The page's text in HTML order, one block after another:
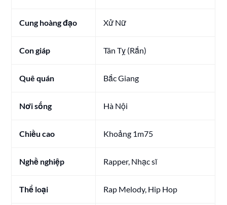
Cung hoàng đạo Xử Nữ
Con giáp Tân Tỵ (Rắn)
Quê quán Bắc Giang
Nơi sống Hà Nội
Chiều cao Khoảng 1m75
Nghề nghiệp Rapper, Nhạc sĩ
Thể loại Rap Melody, Hip Hop